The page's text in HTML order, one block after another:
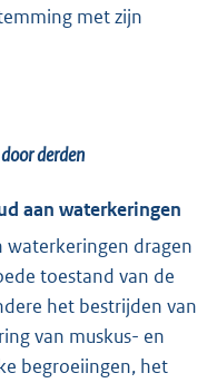
met zijn
derden
aan waterkeringen
waterkeringen dragen
toestand van de
het bestrijden van
van muskus- en
begroeiingen, het